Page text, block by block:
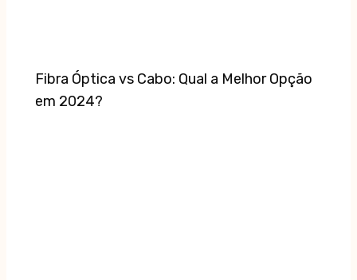
Fibra Óptica vs Cabo: Qual a Melhor Opção
em 2024?